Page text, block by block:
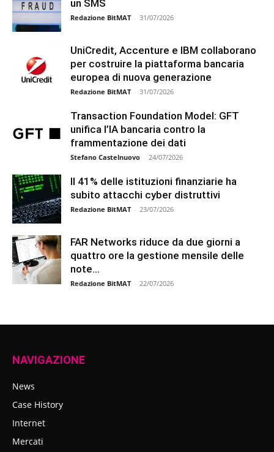
un SMS
Redazione BitMAT - 31/07/2026
UniCredit, Accenture e IBM collaborano
per costruire la piattaforma bancaria
europea di nuova generazione
Redazione BitMAT - 31/07/2026
Transaction Foundation Model: GFT
unifica l’IA bancaria contro la
frammentazione dei dati
Stefano Castelnuovo - 24/07/2026
Il 41% delle istituzioni finanziarie ha
subito attacchi cyber distruttivi
Redazione BitMAT - 23/07/2026
FAR Networks riduce da due giorni a
quattro ore la gestione mensile delle
note...
Redazione BitMAT - 22/07/2026
NAVIGAZIONE
News
Case History
Internet
Mercati